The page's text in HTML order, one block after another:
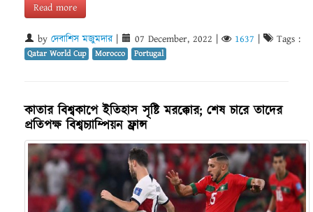
Read more
by দেবাশিস মজুমদার| 07 December, 2022 1637 Tags :
Qatar World Cup Morocco Portugal
কাতার বিশ্বকাপে ইতিহাস সৃষ্টি মরক্কোর; শেষ চারে তাদের
প্রতিপক্ষ বিশ্বচ্যাম্পিয়ন ফ্রান্স